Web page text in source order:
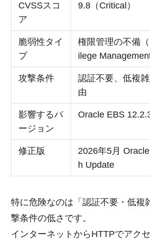
CVSSスコ
ア
9.8（Critical）
脆弱性タイ
プ
権限管理の不備
ilege Management
攻撃条件
認証不要、低複
由
影響するバ
ージョン
Oracle EBS
修正版
2026年5月
h Update
特に危険なのは「認証不要・低複
撃条件の低さです。
インターネットからHTTPでアク